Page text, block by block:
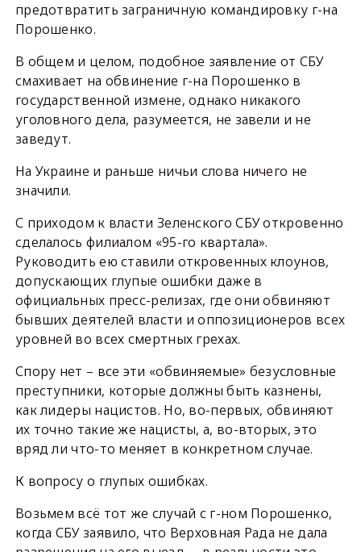
предотвратить заграничную командировку г-на
Порошенко.
В общем и целом, подобное заявление от СБУ
смахивает на обвинение г-на Порошенко в
государственной измене, однако никакого
уголовного дела, разумеется, не завели и не
заведут.
На Украине и раньше ничьи слова ничего не
значили.
С приходом к власти Зеленского СБУ откровенно
сделалось филиалом «95-го квартала».
Руководить ею ставили откровенных клоунов,
допускающих глупые ошибки даже в
официальных пресс-релизах, где они обвиняют
бывших деятелей власти и оппозиционеров всех
уровней во всех смертных грехах.
Спору нет – все эти «обвиняемые» безусловные
преступники, которые должны быть казнены,
как лидеры нацистов. Но, во-первых, обвиняют
их точно такие же нацисты, а, во-вторых, это
вряд ли что-то меняет в конкретном случае.
К вопросу о глупых ошибках.
Возьмем всё тот же случай с г-ном Порошенко,
когда СБУ заявило, что Верховная Рада не дала